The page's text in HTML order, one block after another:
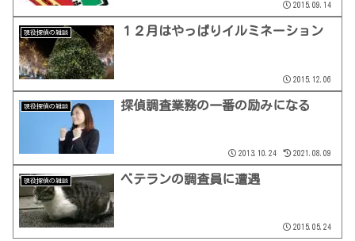
2015.09.14
現役探偵の雑談 １２月はやっぱりイルミネーション
2015.12.06
現役探偵の雑談 探偵調査業務の一番の励みになる
2013.10.24 2021.08.09
現役探偵の雑談 ベテランの調査員に遭遇
2015.05.24